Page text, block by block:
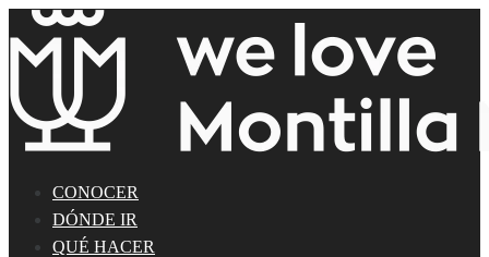
CONOCER
DÓNDE IR
QUÉ HACER